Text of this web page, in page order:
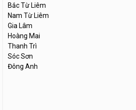
Bắc Từ Liêm
Nam Từ Liêm
Gia Lâm
Hoàng Mai
Thanh Trì
Sóc Sơn
Đông Anh